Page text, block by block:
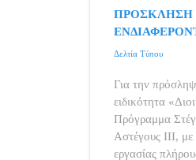
ΠΡΟΣΚΛΗΣΗ
Δελτία Τύπου
Για την
ειδικότητα
Πρόγραμμα
Αστέγους ΙΙΙ,
εργασίας